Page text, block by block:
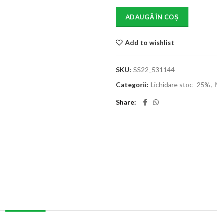
ADAUGĂ ÎN COȘ
Add to wishlist
SKU: SS22_531144
Categorii: Lichidare stoc -25%,
Share